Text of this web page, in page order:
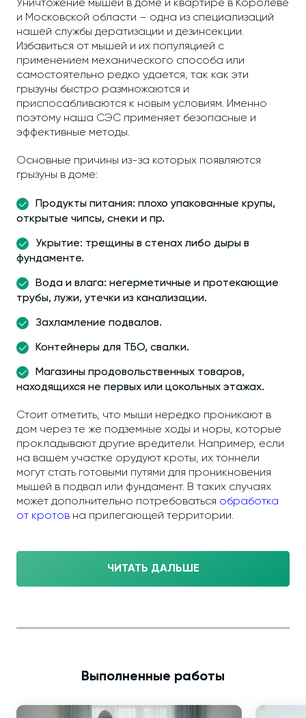
Уничтожение мышей в доме и квартире в Королеве
и Московской области – одна из специализаций
нашей службы дератизации и дезинсекции.
Избавиться от мышей и их популяцией с
применением механического способа или
самостоятельно редко удается, так как эти
грызуны быстро размножаются и
приспосабливаются к новым условиям. Именно
поэтому наша СЭС применяет безопасные и
эффективные методы.
Основные причины из-за которых появляются
грызуны в доме:
Продукты питания: плохо упакованные крупы,
открытые чипсы, снеки и пр.
Укрытие: трещины в стенах либо дыры в
фундаменте.
Вода и влага: негерметичные и протекающие
трубы, лужи, утечки из канализации.
Захламление подвалов.
Контейнеры для ТБО, свалки.
Магазины продовольственных товаров,
находящихся не первых или цокольных этажах.
Стоит отметить, что мыши нередко проникают в
дом через те же подземные ходы и норы, которые
прокладывают другие вредители. Например, если
на вашем участке орудуют кроты, их тоннели
могут стать готовыми путями для проникновения
мышей в подвал или фундамент. В таких случаях
может дополнительно потребоваться обработка
от кротов на прилегающей территории.
ЧИТАТЬ ДАЛЬШЕ
Выполненные работы